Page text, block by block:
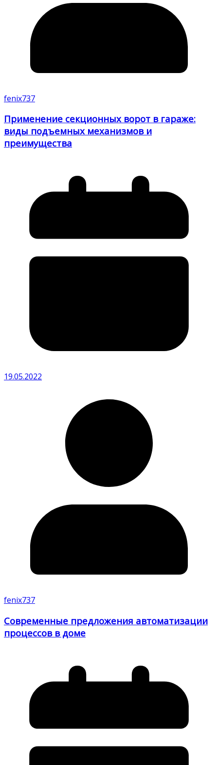
fenix737
Применение секционных ворот в гараже:
виды подъемных механизмов и
преимущества
19.05.2022
fenix737
Современные предложения автоматизации
процессов в доме